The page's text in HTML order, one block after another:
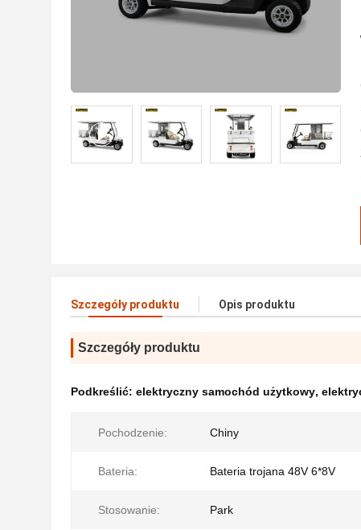
Szczegóły produktu Opis produktu
Szczegóły produktu
Podkreślić: elektryczny samochód użytkowy,
Pochodzenie: Chiny
Bateria: Bateria trojana 48V 6*8V
Stosowanie: Park